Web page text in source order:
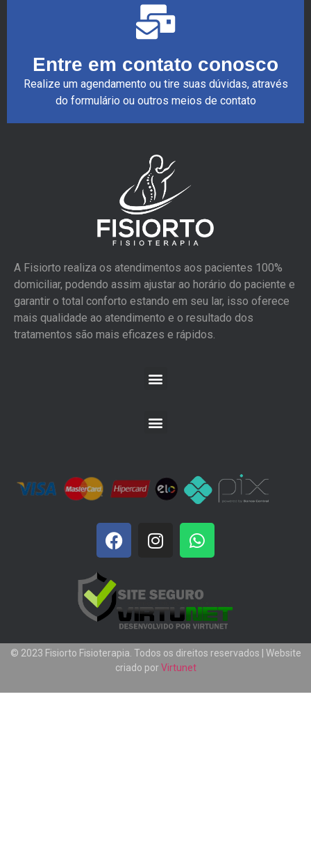
Entre em contato conosco
Realize um agendamento ou tire suas dúvidas, através
do formulário ou outros meios de contato
A Fisiorto realiza os atendimentos aos pacientes 100%
domiciliar, podendo assim ajustar ao horário do paciente e
garantir o total conforto estando em seu lar, isso oferece
mais qualidade ao atendimento e o resultado dos
tratamentos são mais eficazes e rápidos.
© 2023 Fisiorto Fisioterapia. Todos os direitos reservados | Website
criado porVirtunet